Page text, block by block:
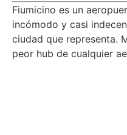
Fiumicino es un
incómodo y casi
ciudad que representa.
peor hub de cualquier